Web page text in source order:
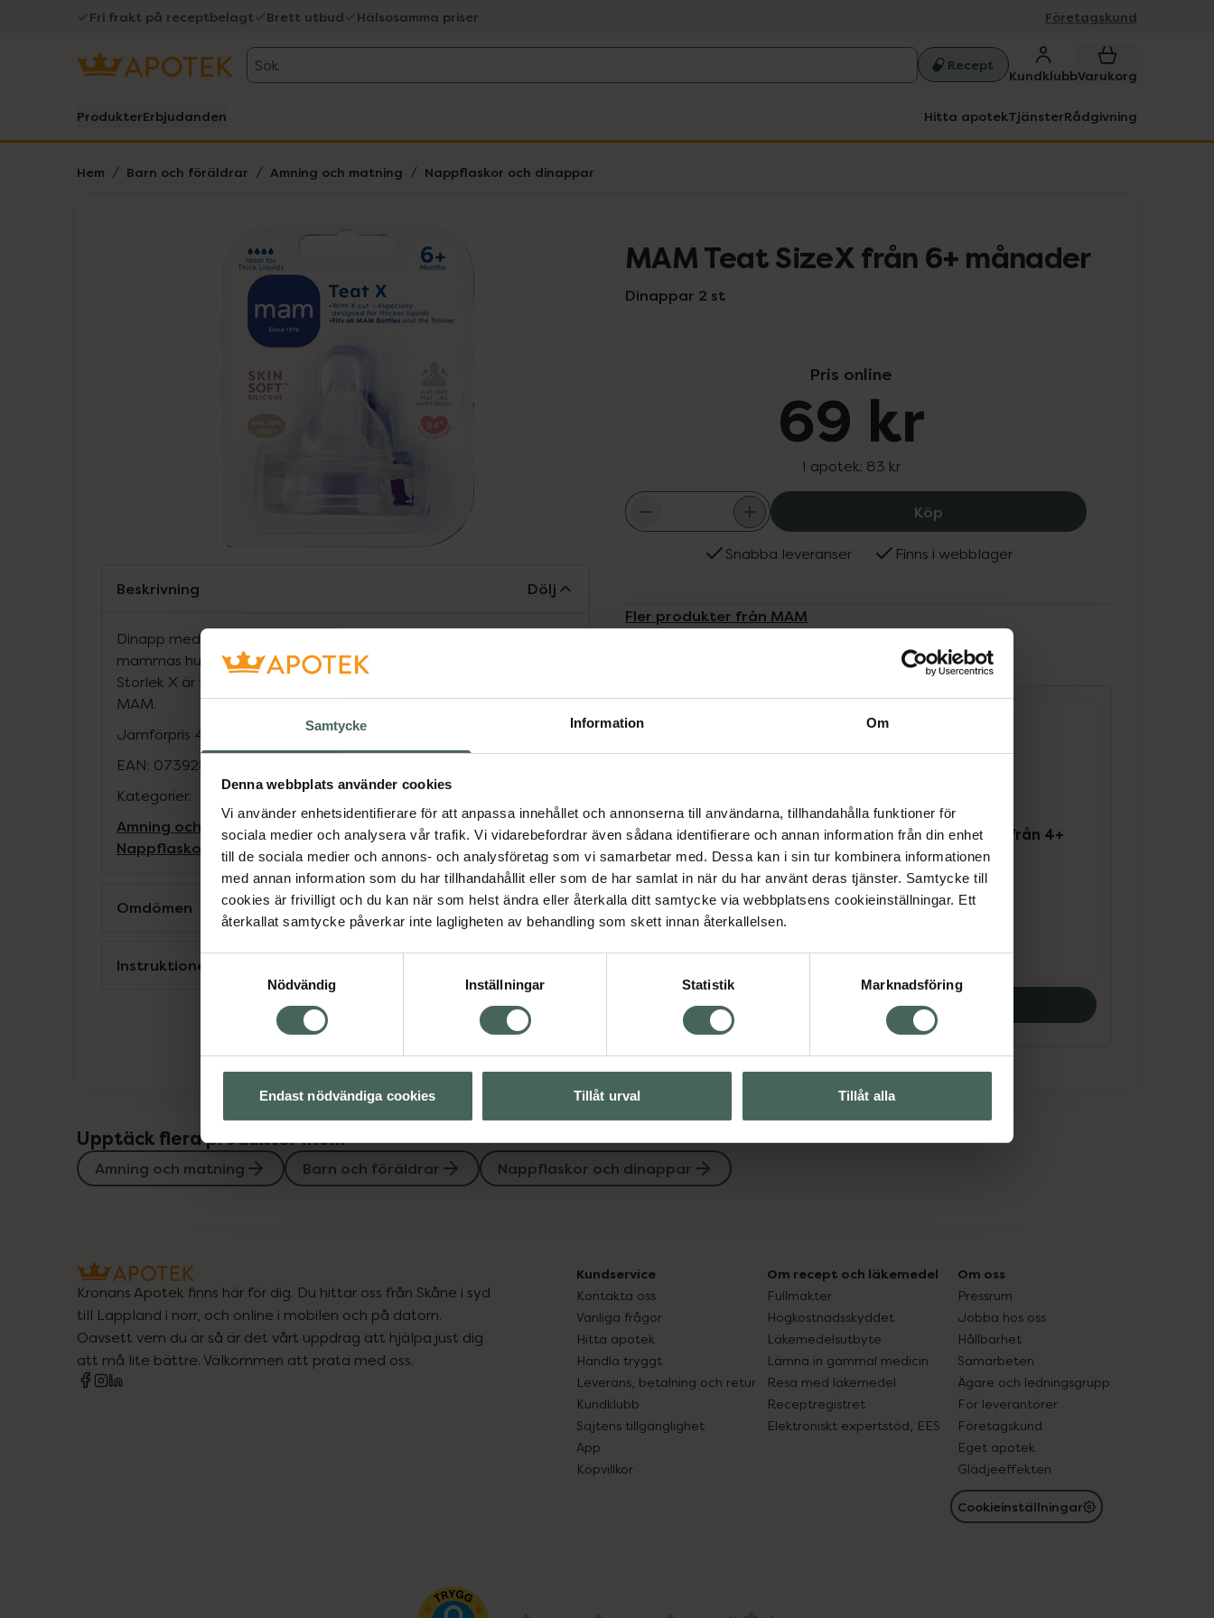
Samtycke Information Om
Denna webbplats använder cookies
Vi använder enhetsidentifierare för att anpassa innehållet och annonserna till användarna, tillhandahålla funktioner för
sociala medier och analysera vår trafik. Vi vidarebefordrar även sådana identifierare och annan information från din enhet
till de sociala medier och annons- och analysföretag som vi samarbetar med. Dessa kan i sin tur kombinera informationen
med annan information som du har tillhandahållit eller som de har samlat in när du har använt deras tjänster. Samtycke till
cookies är frivilligt och du kan när som helst ändra eller återkalla ditt samtycke via webbplatsens cookieinställningar. Ett
återkallat samtycke påverkar inte lagligheten av behandling som skett innan återkallelsen.
Samtyckesval
Nödvändig
Inställningar Statistik Marknadsföring
Endast nödvändiga cookies Tillåt urval Tillåt alla
Fri frakt på receptbelagt Brett utbud Hälsosamma priser Företagskund
Sök Recept
KundklubbVarukorg
ProdukterErbjudanden Hitta apotekTjänsterRådgivning
Hem Barn och föräldrar Amning och matning Nappflaskor och dinappar
Lista: . Innehåller 1 objekt. MAM Teat SizeX från 6+ månader
Dinappar 2 st
Pris online
69 kr
I apotek: 83 kr
Köp MAM Teat SizeX från 6+ månader,
Snabba leveranser Finns i webblager
Fler produkter från MAM
4.8 av 5 i omdöme
MAM Teat SizeX från
6+ månader
Dinappar 2 st
Pris online
69 kr
MAM Teat size3 från 4+
månader
Dinappar 2 st
Köp båda för
138 kr Köp båda
Beskrivning Dölj
Dinapp med silkeslen silikon, MAM SkinSoft, vars yta påminner om
mammas hud och gör det lätt att växla mellan amning och flaska.
Storlek X är för välling och fullkornsvälling. Passar alla flaskor från
MAM.
Jämförpris 41,50 kr
EAN: 07392855122178
Kategorier:
Amning och matning
Barn och föräldrar
Nappflaskor och dinappar
Omdömen Visa
Instruktioner
Upptäck flera produkter inom
Amning och matning Barn och föräldrar Nappflaskor och dinappar
Kronans Apotek finns här för dig. Du hittar oss från Skåne i syd
till Lappland i norr, och online i mobilen och på datorn.
Oavsett vem du är så är det vårt uppdrag att hjälpa just dig
att må lite bättre. Välkommen att prata med oss.
Kundservice
Kontakta oss
Vanliga frågor
Hitta apotek
Handla tryggt
Leverans, betalning och retur
Kundklubb
Sajtens tillgänglighet
App
Köpvillkor
Om recept och läkemedel
Fullmakter
Högkostnadsskyddet
Läkemedelsutbyte
Lämna in gammal medicin
Resa med läkemedel
Receptregistret
Elektroniskt expertstöd, EES
Om oss
Pressrum
Jobba hos oss
Hållbarhet
Samarbeten
Ägare och ledningsgrupp
För leverantörer
Företagskund
Eget apotek
Glädjeeffekten
Cookieinställningar